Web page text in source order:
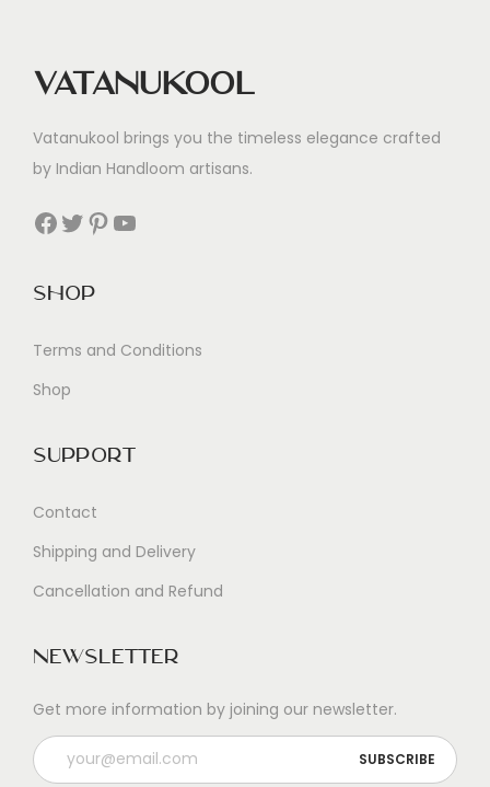
Vatanukool
Vatanukool brings you the timeless elegance crafted
by Indian Handloom artisans.
Facebook Twitter Pinterest YouTube
Shop
Terms and Conditions
Shop
Support
Contact
Shipping and Delivery
Cancellation and Refund
Newsletter
Get more information by joining our newsletter.